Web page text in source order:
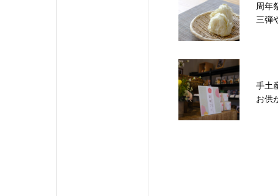
周年
三弾
手土
お供